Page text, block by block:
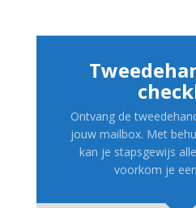
Ontvang de
jouw mailbox. Met
kan je stapsgewijs
voorkom je